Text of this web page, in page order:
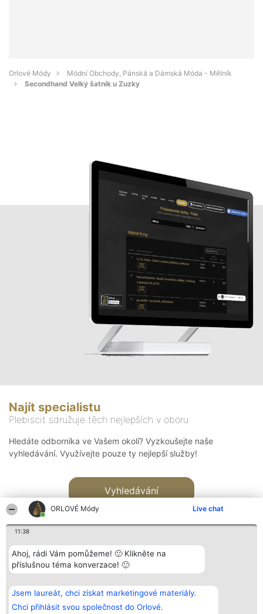
ORLOVÉ Módy Live chat
11:38
Ahoj, rádi Vám pomůžeme! 🙂 Klikněte na
příslušnou téma konverzace! 🙂
Jsem laureát, chci získat marketingové materiály.
Chci přihlásit svou společnost do Orlové.
Orlové Módy
Módní Obchody, Pánská a Dámská Móda - Mělník
Secondhand Velký šatník u Zuzky
Najít specialistu
Plebiscit sdružuje těch nejlepších v oboru
Hledáte odborníka ve Vašem okolí? Vyzkoušejte naše
vyhledávání. Využívejte pouze ty nejlepší služby!
Vyhledávání
Bright Side Solutions sp. z o.
o. sp. k.
ul. Ruska 22
Wrocław 50-079
Vítězové
Seznam všech
laureátů
Zásady
Kontakt